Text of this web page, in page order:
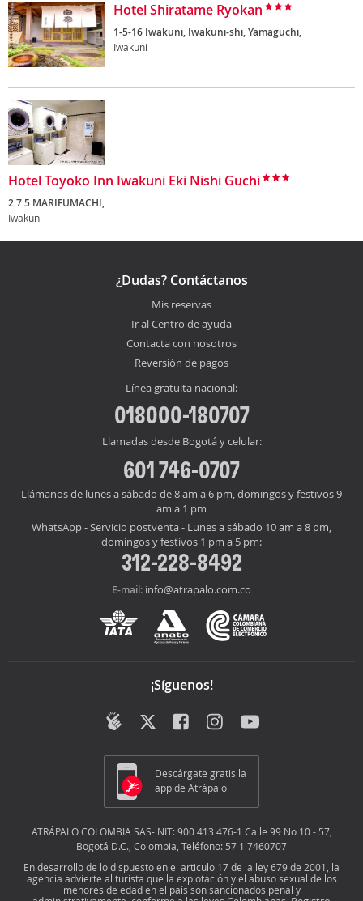
Hotel Shiratame Ryokan
1-5-16 Iwakuni, Iwakuni-shi, Yamaguchi,
Iwakuni
Hotel Toyoko Inn Iwakuni Eki Nishi Guchi
2 7 5 MARIFUMACHI,
Iwakuni
¿Dudas? Contáctanos
Mis reservas
Ir al Centro de ayuda
Contacta con nosotros
Reversión de pagos
Línea gratuita nacional:
018000-180707
Llamadas desde Bogotá y celular:
601 746-0707
Llámanos de lunes a sábado de 8 am a 6 pm, domingos y festivos 9
am a 1 pm
WhatsApp - Servicio postventa - Lunes a sábado 10 am a 8 pm,
domingos y festivos 1 pm a 5 pm:
312-228-8492
E-mail: info@atrapalo.com.co
¡Síguenos!
Descárgate gratis la
app de Atrápalo
ATRÁPALO COLOMBIA SAS- NIT: 900 413 476-1 Calle 99 No 10 - 57,
Bogotá D.C., Colombia, Teléfono: 57 1 7460707
En desarrollo de lo dispuesto en el articulo 17 de la ley 679 de 2001, la
agencia advierte al turista que la explotación y el abuso sexual de los
menores de edad en el país son sancionados penal y